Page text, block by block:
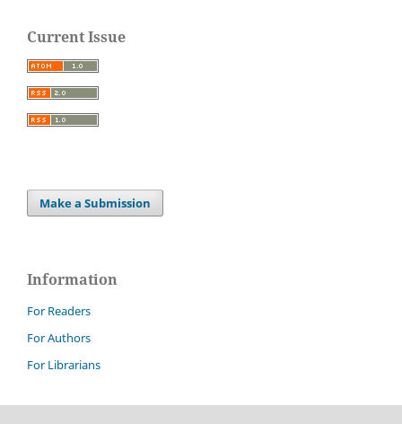
Current Issue
Make a Submission
Information
For Readers
For Authors
For Librarians